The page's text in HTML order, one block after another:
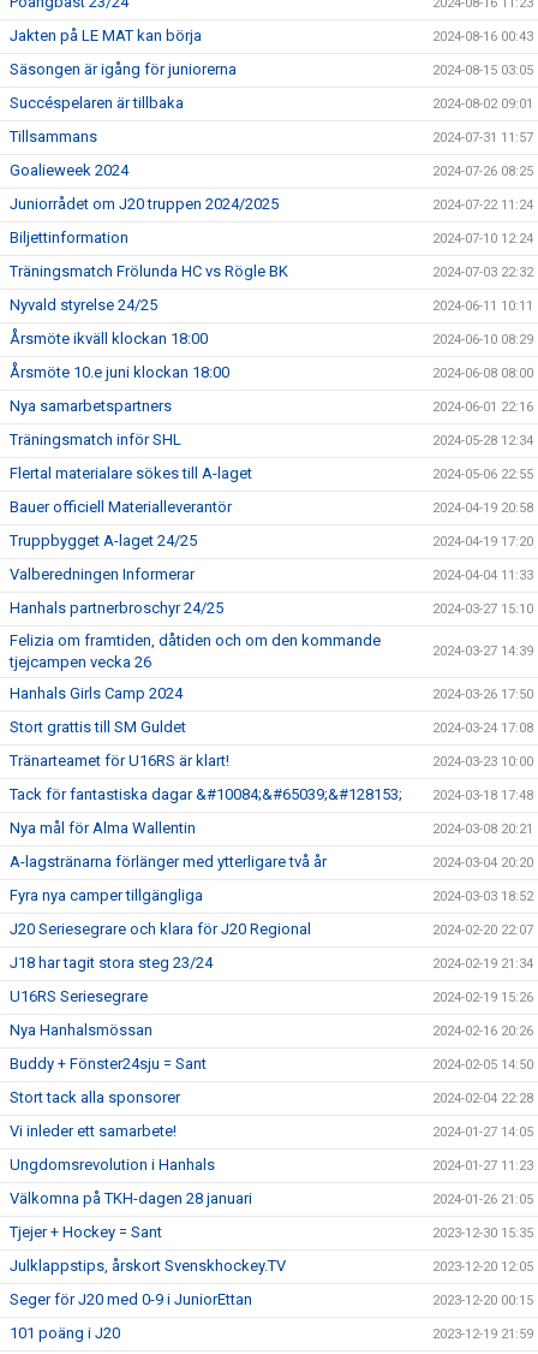
Jakten på LE MAT kan börja 2024-08-16 00:43
Säsongen är igång för juniorerna 2024-08-15 03:05
Succéspelaren är tillbaka 2024-08-02 09:01
Tillsammans 2024-07-31 11:57
Goalieweek 2024 2024-07-26 08:25
Juniorrådet om J20 truppen 2024/2025 2024-07-22 11:24
Biljettinformation 2024-07-10 12:24
Träningsmatch Frölunda HC vs Rögle BK 2024-07-03 22:32
Nyvald styrelse 24/25 2024-06-11 10:11
Årsmöte ikväll klockan 18:00 2024-06-10 08:29
Årsmöte 10.e juni klockan 18:00 2024-06-08 08:00
Nya samarbetspartners 2024-06-01 22:16
Träningsmatch inför SHL 2024-05-28 12:34
Flertal materialare sökes till A-laget 2024-05-06 22:55
Bauer officiell Materialleverantör 2024-04-19 20:58
Truppbygget A-laget 24/25 2024-04-19 17:20
Valberedningen Informerar 2024-04-04 11:33
Hanhals partnerbroschyr 24/25 2024-03-27 15:10
Felizia om framtiden, dåtiden och om den kommande
tjejcampen vecka 26
2024-03-27 14:39
Hanhals Girls Camp 2024 2024-03-26 17:50
Stort grattis till SM Guldet 2024-03-24 17:08
Tränarteamet för U16RS är klart! 2024-03-23 10:00
Tack för fantastiska dagar &#10084;&#65039;&#128153; 2024-03-18 17:48
Nya mål för Alma Wallentin 2024-03-08 20:21
A-lagstränarna förlänger med ytterligare två år 2024-03-04 20:20
Fyra nya camper tillgängliga 2024-03-03 18:52
J20 Seriesegrare och klara för J20 Regional 2024-02-20 22:07
J18 har tagit stora steg 23/24 2024-02-19 21:34
U16RS Seriesegrare 2024-02-19 15:26
Nya Hanhalsmössan 2024-02-16 20:26
Buddy + Fönster24sju = Sant 2024-02-05 14:50
Stort tack alla sponsorer 2024-02-04 22:28
Vi inleder ett samarbete! 2024-01-27 14:05
Ungdomsrevolution i Hanhals 2024-01-27 11:23
Välkomna på TKH-dagen 28 januari 2024-01-26 21:05
Tjejer + Hockey = Sant 2023-12-30 15:35
Julklappstips, årskort Svenskhockey.TV 2023-12-20 12:05
Seger för J20 med 0-9 i JuniorEttan 2023-12-20 00:15
101 poäng i J20 2023-12-19 21:59